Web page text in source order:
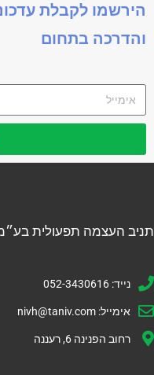
הירשמו לקבלת
והדרכה בתחום
תניב העצמה תפעולית
נייד: 052-3430616
אימייל: nivh@taniv.com
רחוב הפנינה 6, רעננה